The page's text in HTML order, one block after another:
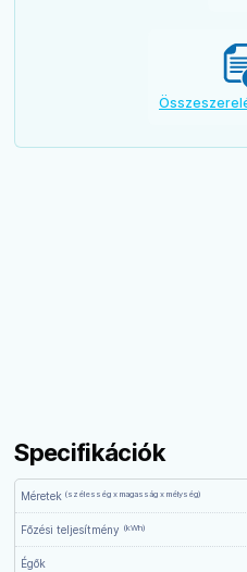
Specifikációk
Méretek (szélesség x magasság x mélység)
Főzési teljesítmény (kWh)
Égők